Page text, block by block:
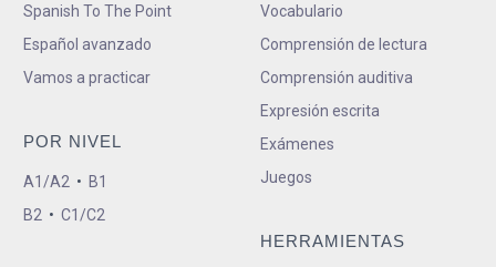
Spanish To The Point
Español avanzado
Vamos a practicar
POR NIVEL
A1/A2 • B1
B2 • C1/C2
Vocabulario
Comprensión de lectura
Comprensión auditiva
Expresión escrita
Exámenes
Juegos
HERRAMIENTAS